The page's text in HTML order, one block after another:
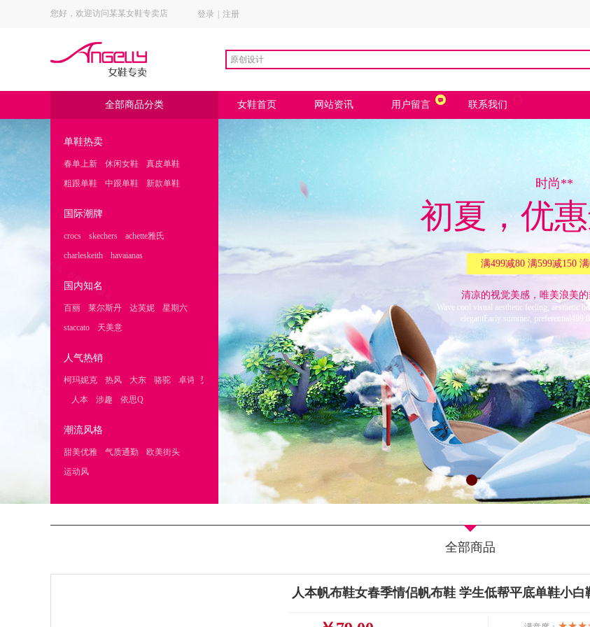
您好，欢迎访问某某女鞋专卖店 登录 注册
全部商品分类 女鞋首页 网站资讯 用户留言 联系我们
单鞋热卖
春单上新 休闲女鞋 真皮单鞋
粗跟单鞋 中跟单鞋 新款单鞋
国际潮牌
crocs skechers achette雅氏
charleskeith havaianas
国内知名
百丽 莱尔斯丹 达芙妮 星期六
staccato 天美意
人气热销
柯玛妮克 热风 大东 骆驼 卓诗尼
人本 涉趣 依思Q
潮流风格
甜美优雅 气质通勤 欧美街头
运动风
时尚**
初夏，优
满499减80 满599减150
清凉的视觉美感，唯美浪美
Wave cool visual aesthetic feeling, aesthetic
elegantEarly summer, preferential499
全部商品
人本帆布鞋女春季情侣帆布鞋 学生低帮平底单鞋小白